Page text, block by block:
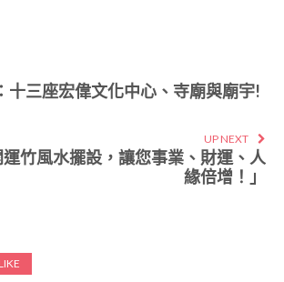
十三座宏偉文化中心、寺廟與廟宇!
UP NEXT
運竹風水擺設，讓您事業、財運、人
緣倍增！」